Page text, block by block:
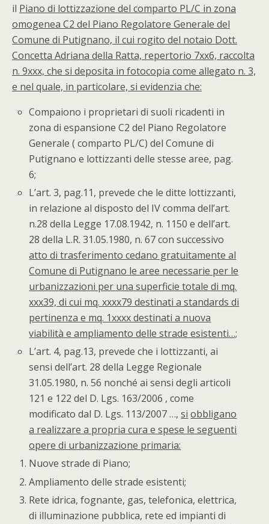
il Piano di lottizzazione del comparto PL/C in zona
omogenea C2 del Piano Regolatore Generale del
Comune di Putignano, il cui rogito del notaio Dott.
Concetta Adriana della Ratta, repertorio 7xx6, raccolta
n. 9xxx, che si deposita in fotocopia come allegato n. 3,
e nel quale, in particolare, si evidenzia che:
Compaiono i proprietari di suoli ricadenti in
zona di espansione C2 del Piano Regolatore
Generale ( comparto PL/C) del Comune di
Putignano e lottizzanti delle stesse aree, pag.
6;
L’art. 3, pag.11, prevede che le ditte lottizzanti,
in relazione al disposto del IV comma dell’art.
n.28 della Legge 17.08.1942, n. 1150 e dell’art.
28 della L.R. 31.05.1980, n. 67 con successivo
atto di trasferimento cedano gratuitamente al
Comune di Putignano le aree necessarie per le
urbanizzazioni per una superficie totale di mq.
xxx39, di cui mq. xxxx79 destinati a standards di
pertinenza e mq. 1xxxx destinati a nuova
viabilità e ampliamento delle strade esistenti…;
L’art. 4, pag.13, prevede che i lottizzanti, ai
sensi dell’art. 28 della Legge Regionale
31.05.1980, n. 56 nonché ai sensi degli articoli
121 e 122 del D. Lgs. 163/2006 , come
modificato dal D. Lgs. 113/2007 …,si obbligano
a realizzare a propria cura e spese le seguenti
opere di urbanizzazione primaria:
Nuove strade di Piano;
Ampliamento delle strade esistenti;
Rete idrica, fognante, gas, telefonica, elettrica,
di illuminazione pubblica, rete ed impianti di